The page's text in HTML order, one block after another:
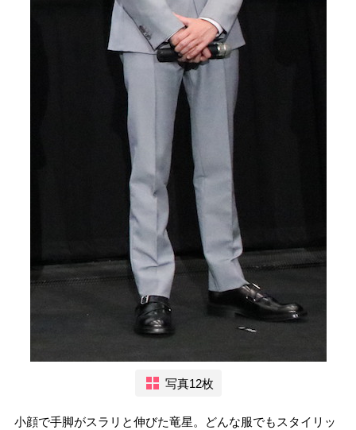
写真12枚
小顔で手脚がスラリと伸びた竜星。どんな服でもスタイリッ